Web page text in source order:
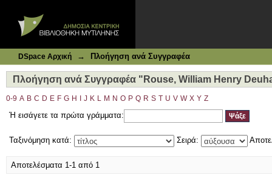
DSpace Αρχική → Πλοήγηση ανά Συγγραφέα
Πλοήγηση ανά Συγγραφέα "Rouse, William Henry
0-9 A B C D E F G H J K L M N O P Q R S T U V W X Y Z
Ή εισάγετε τα πρώτα γράμματα:
Ταξινόμηση κατά: Σειρά:
Αποτελέσματα 1-1 από 1